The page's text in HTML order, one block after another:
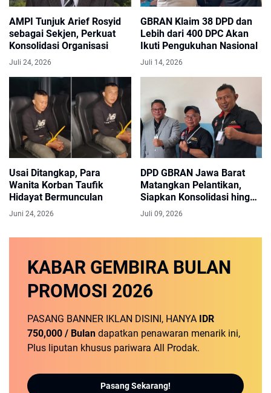
AMPI Tunjuk Arief Rosyid
sebagai Sekjen, Perkuat
Konsolidasi Organisasi
Juli 24, 2026
GBRAN Klaim 38 DPD dan
Lebih dari 400 DPC Akan
Ikuti Pengukuhan Nasional
Juli 14, 2026
Usai Ditangkap, Para
Wanita Korban Taufik
Hidayat Bermunculan
Juni 24, 2026
DPD GBRAN Jawa Barat
Matangkan Pelantikan,
Siapkan Konsolidasi hingga
Akar Rumput
Juli 09, 2026
KABAR GEMBIRA BULAN
PROMOSI 2026
PASANG BANNER IKLAN DISINI, HANYA IDR
750,000 / Bulan dapatkan penawaran menarik ini,
Plus liputan khusus pariwara All Prodak.
Pasang Sekarang!